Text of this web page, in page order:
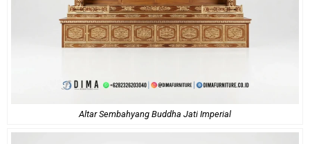
Altar Sembahyang Buddha Jati Imperial